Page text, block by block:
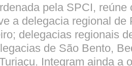
pela SPCI, reúne
a delegacia regional de
delegacias regionais
de São Bento,
Integram ainda a